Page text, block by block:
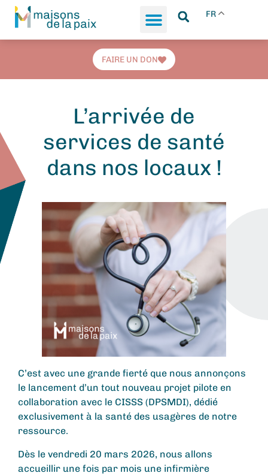
FR
FAIRE UN DON
L’arrivée de
services de santé
dans nos locaux !
C’est avec une grande fierté que nous annonçons
le lancement d’un tout nouveau projet pilote en
collaboration avec le CISSS (DPSMDI), dédié
exclusivement à la santé des usagères de notre
ressource.
Dès le vendredi 20 mars 2026, nous allons
accueillir une fois par mois une infirmière